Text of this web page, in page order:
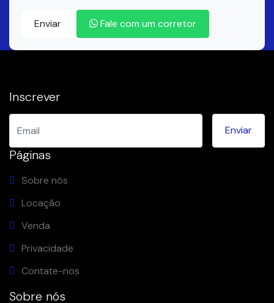
Enviar Fale com um corretor
Inscrever
Páginas
Sobre nós
Locação
Venda
Privacidade
Contate-nos
Sobre nós